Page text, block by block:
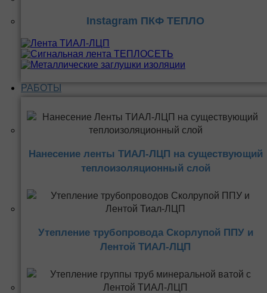
Instagram ПКФ ТЕПЛО
РАБОТЫ
Нанесение ленты ТИАЛ-ЛЦП на существующий
теплоизоляционный слой
Утепление трубопровода Скорлупой ППУ и
Лентой ТИАЛ-ЛЦП